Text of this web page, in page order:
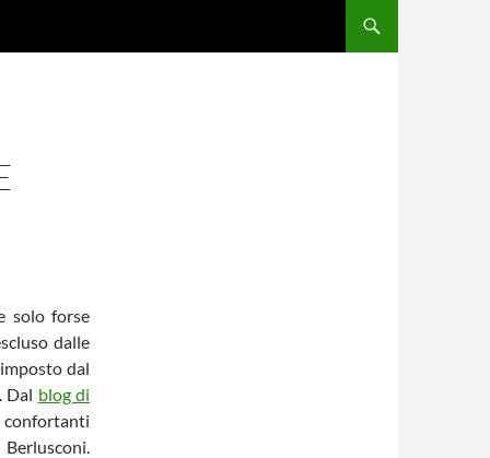
solo forse
dalle
dal
Dal blog di